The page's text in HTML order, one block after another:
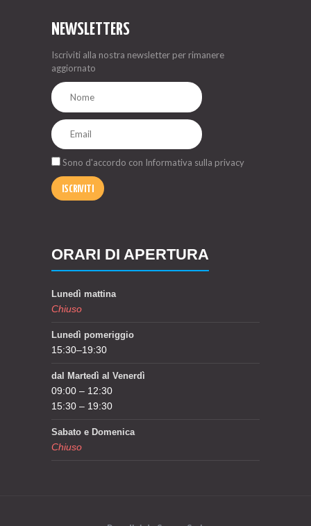
NEWSLETTERS
Iscriviti alla nostra newsletter per rimanere
aggiornato
Sono d'accordo con Informativa sulla privacy
ISCRIVITI
ORARI DI APERTURA
Lunedì mattina
Chiuso
Lunedì pomeriggio
15:30–19:30
dal Martedì al Venerdì
09:00 – 12:30
15:30 – 19:30
Sabato e Domenica
Chiuso